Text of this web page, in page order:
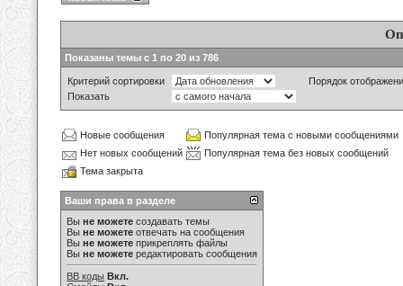
Показаны темы с 1 по 20 из 786
Критерий сортировки
Порядок
Показать
Новые сообщения
Популярная тема с новыми сообщениями
Нет новых сообщений
Популярная тема без новых сообщений
Тема закрыта
Ваши права в разделе
Вы не можете создавать темы
Вы не можете отвечать на сообщения
Вы не можете прикреплять файлы
Вы не можете редактировать сообщения
BB коды Вкл.